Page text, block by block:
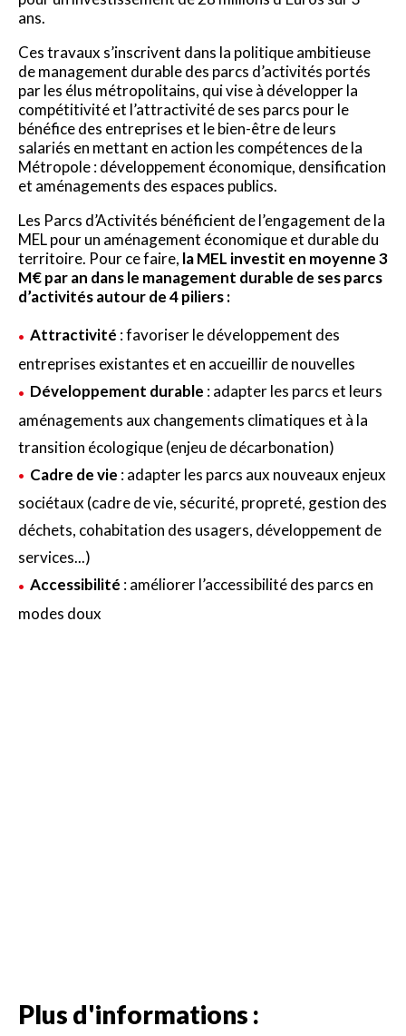
ans.
Ces travaux s’inscrivent dans la politique ambitieuse
de management durable des parcs d’activités portés
par les élus métropolitains, qui vise à développer la
compétitivité et l’attractivité de ses parcs pour le
bénéfice des entreprises et le bien-être de leurs
salariés en mettant en action les compétences de la
Métropole : développement économique, densification
et aménagements des espaces publics.
Les Parcs d’Activités bénéficient de l’engagement de la
MEL pour un aménagement économique et durable du
territoire. Pour ce faire, la MEL investit en moyenne 3
M€ par an dans le management durable de ses parcs
d’activités autour de 4 piliers :
Attractivité : favoriser le développement des
entreprises existantes et en accueillir de nouvelles
Développement durable : adapter les parcs et leurs
aménagements aux changements climatiques et à la
transition écologique (enjeu de décarbonation)
Cadre de vie : adapter les parcs aux nouveaux enjeux
sociétaux (cadre de vie, sécurité, propreté, gestion des
déchets, cohabitation des usagers, développement de
services...)
Accessibilité : améliorer l’accessibilité des parcs en
modes doux
Plus d'informations :